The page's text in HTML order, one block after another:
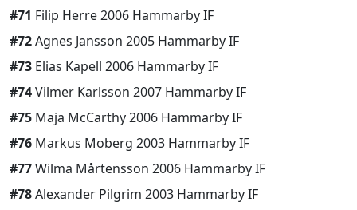
#71 Filip Herre 2006 Hammarby IF
#72Agnes Jansson 2005 Hammarby IF
#73 Elias Kapell 2006 Hammarby IF
#74Vilmer Karlsson 2007 Hammarby IF
#75 Maja McCarthy 2006 Hammarby IF
#76 Markus Moberg 2003 Hammarby IF
#77Wilma Mårtensson 2006 Hammarby IF
#78Alexander Pilgrim 2003 Hammarby IF